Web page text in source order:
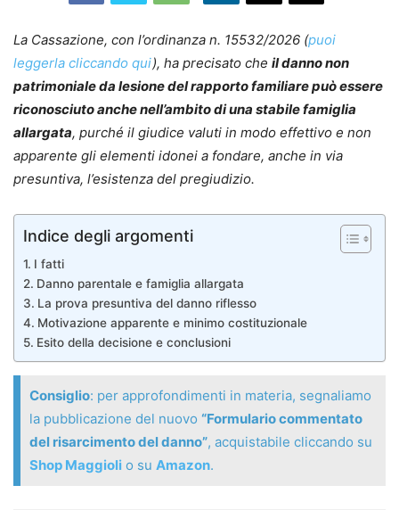
La Cassazione, con l’ordinanza n. 15532/2026 (puoi
leggerla cliccando qui), ha precisato che il danno non
patrimoniale da lesione del rapporto familiare può essere
riconosciuto anche nell’ambito di una stabile famiglia
allargata, purché il giudice valuti in modo effettivo e non
apparente gli elementi idonei a fondare, anche in via
presuntiva, l’esistenza del pregiudizio.
Indice degli argomenti
I fatti
Danno parentale e famiglia allargata
La prova presuntiva del danno riflesso
Motivazione apparente e minimo costituzionale
Esito della decisione e conclusioni
Consiglio: per approfondimenti in materia, segnaliamo
la pubblicazione del nuovo “Formulario commentato
del risarcimento del danno”, acquistabile cliccando su
Shop Maggioli o su Amazon.